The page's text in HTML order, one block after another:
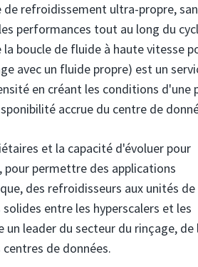
refroidissement ultra-propre,
performances tout au long du
boucle de fluide à haute vitesse
avec un fluide propre) est un
en créant les conditions d'une
accrue du centre de
et la capacité d'évoluer pour
pour permettre des applications
des refroidisseurs aux unités de
entre les hyperscalers et les
leader du secteur du rinçage, de
de données.